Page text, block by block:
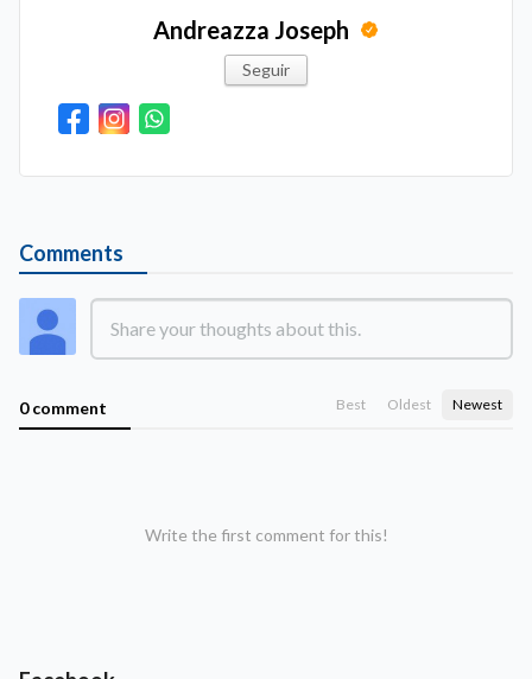
Andreazza Joseph
Seguir
Comments
0 comment Best Oldest Newest
Write the first comment for this!